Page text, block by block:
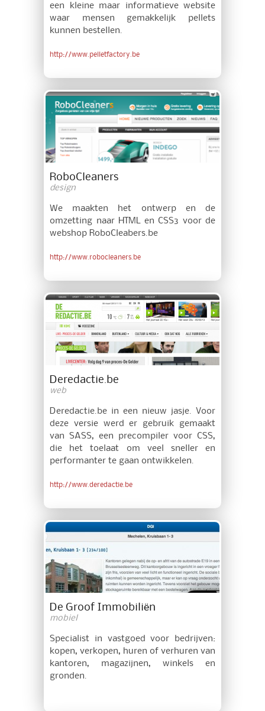
een kleine maar informatieve website
waar mensen gemakkelijk pellets
kunnen bestellen.
http://www.pelletfactory.be
RoboCleaners
design
We maakten het ontwerp en de
omzetting naar HTML en CSS3 voor de
webshop RoboCleabers.be
http://www.robocleaners.be
Deredactie.be
web
Deredactie.be in een nieuw jasje. Voor
deze versie werd er gebruik gemaakt
van SASS, een precompiler voor CSS,
die het toelaat om veel sneller en
performanter te gaan ontwikkelen.
http://www.deredactie.be
De Groof Immobiliën
mobiel
Specialist in vastgoed voor bedrijven:
kopen, verkopen, huren of verhuren van
kantoren, magazijnen, winkels en
gronden.